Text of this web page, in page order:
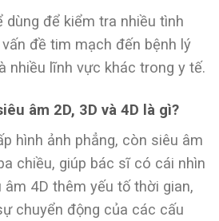
dùng để kiểm tra nhiều tình
đề tim mạch đến bệnh lý
nhiều lĩnh vực khác trong y tế.
âm 2D, 3D và 4D là gì?
hình ảnh phẳng, còn siêu âm
chiều, giúp bác sĩ có cái nhìn
âm 4D thêm yếu tố thời gian,
chuyển động của các cấu